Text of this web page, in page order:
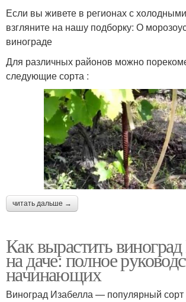
Если вы живете в регионах с
взгляните на нашу подборку: О
винограде
Для различных районов можно
следующие сорта :
читать дальше →
Как вырастить
на даче: полное
начинающих
Виноград Изабелла — популярный сорт